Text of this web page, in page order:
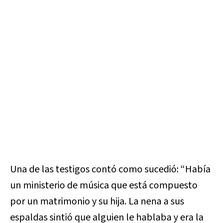
Una de las testigos contó como sucedió: “Había
un ministerio de música que está compuesto
por un matrimonio y su hija. La nena a sus
espaldas sintió que alguien le hablaba y era la